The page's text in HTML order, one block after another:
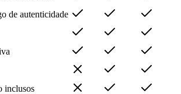
de autenticidade
inclusos